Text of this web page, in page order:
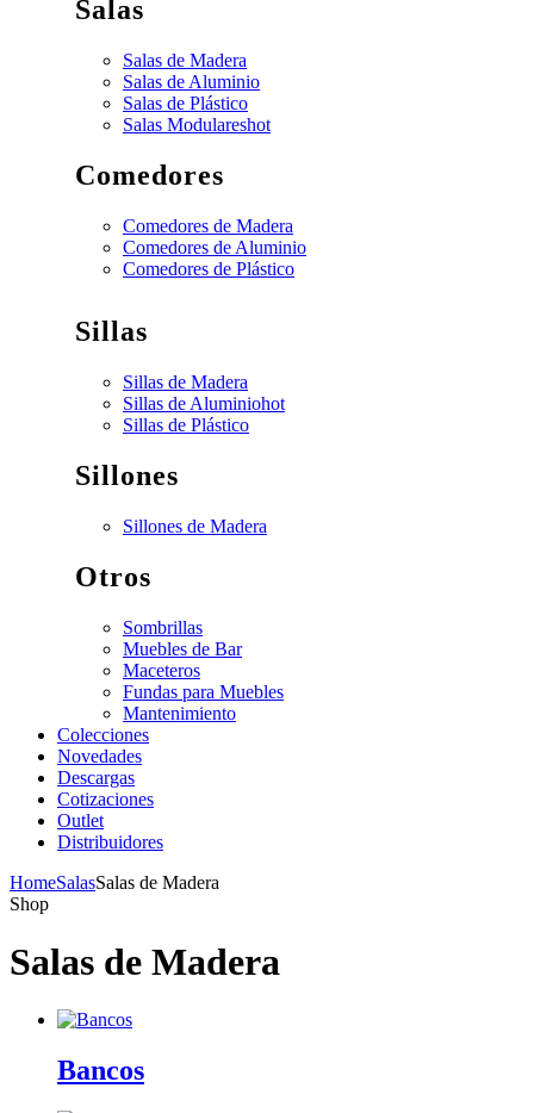
Salas
Salas de Madera
Salas de Aluminio
Salas de Plástico
Salas Modulareshot
Comedores
Comedores de Madera
Comedores de Aluminio
Comedores de Plástico
Sillas
Sillas de Madera
Sillas de Aluminiohot
Sillas de Plástico
Sillones
Sillones de Madera
Otros
Sombrillas
Muebles de Bar
Maceteros
Fundas para Muebles
Mantenimiento
Colecciones
Novedades
Descargas
Cotizaciones
Outlet
Distribuidores
HomeSalasSalas de Madera
Shop
Salas de Madera
Bancos